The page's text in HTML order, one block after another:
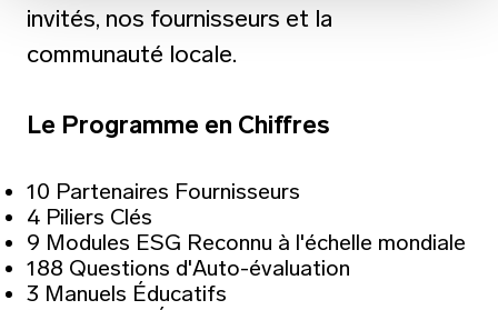
invités, nos fournisseurs et la
communauté locale.
Le Programme en Chiffres
10 Partenaires Fournisseurs
4 Piliers Clés
9 Modules ESG Reconnu à l'échelle mondiale
188 Questions d'Auto-évaluation
3 Manuels Éducatifs